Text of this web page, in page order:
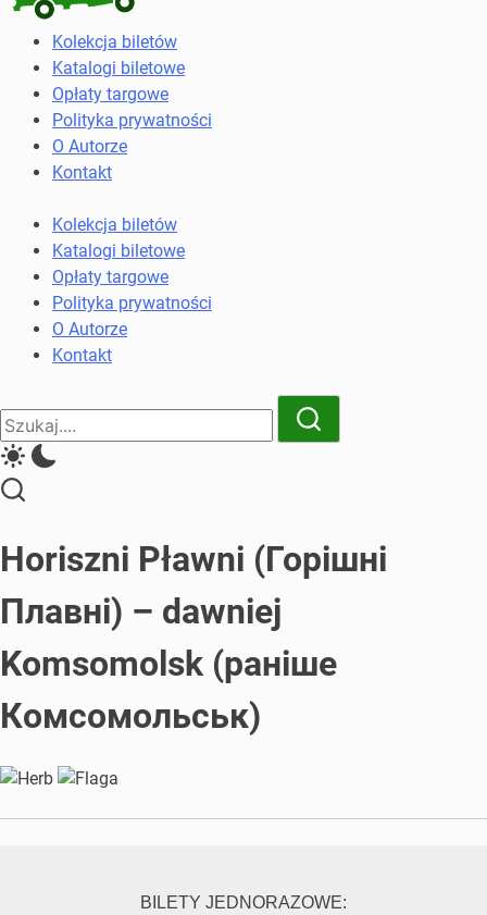
Kolekcja
biletów
komunikacji
miejskiej
kolejowych
Kolekcja biletów
Katalogi biletowe
Opłaty targowe
Polityka prywatności
O Autorze
Kontakt
Kolekcja biletów
Katalogi biletowe
Opłaty targowe
Polityka prywatności
O Autorze
Kontakt
Close
Search
Search
Horiszni Pławni (Горішні
Плавні) – dawniej
Komsomolsk (раніше
Комсомольськ)
BILETY JEDNORAZOWE: